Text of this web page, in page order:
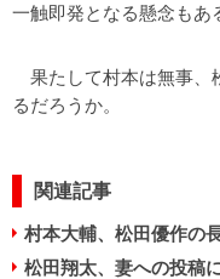
一触即発となる懸念もあ
果たして村本は無事、
るだろうか。
関連記事
村本大輔、松田優作の
松田翔太、妻への投稿